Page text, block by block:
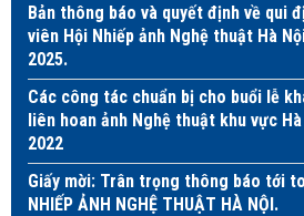
Bản thông báo và quyết định về qui
viên Hội Nhiếp ảnh Nghệ thuật Hà
2025.
Các công tác chuẩn bị cho buổi lễ
liên hoan ảnh Nghệ thuật khu vực
2022
Giấy mời: Trân trọng thông báo tới
NHIẾP ẢNH NGHỆ THUẬT HÀ NỘI.